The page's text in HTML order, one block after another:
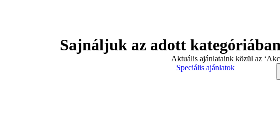
Sajnáljuk az adott
Aktuális ajánlataink közül az
Speciális ajánlatok